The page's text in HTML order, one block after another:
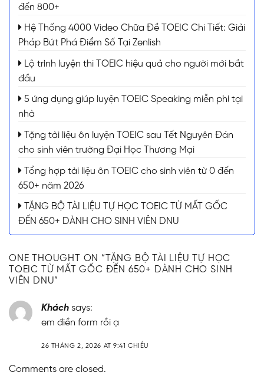
đến 800+
Hệ Thống 4000 Video Chữa Đề TOEIC Chi Tiết: Giải
Pháp Bứt Phá Điểm Số Tại Zenlish
Lộ trình luyện thi TOEIC hiệu quả cho người mới bắt
đầu
5 ứng dụng giúp luyện TOEIC Speaking miễn phí tại
nhà
Tặng tài liệu ôn luyện TOEIC sau Tết Nguyên Đán
cho sinh viên trường Đại Học Thương Mại
Tổng hợp tài liệu ôn TOEIC cho sinh viên từ 0 đến
650+ năm 2026
TẶNG BỘ TÀI LIỆU TỰ HỌC TOEIC TỪ MẤT GỐC
ĐẾN 650+ DÀNH CHO SINH VIÊN DNU
ONE THOUGHT ON “
TẶNG BỘ TÀI LIỆU TỰ HỌC
TOEIC TỪ MẤT GỐC ĐẾN 650+ DÀNH CHO SINH
VIÊN DNU”
Khách says:
em điền form rồi ạ
26 THÁNG 2, 2026 AT 9:41 CHIỀU
Comments are closed.